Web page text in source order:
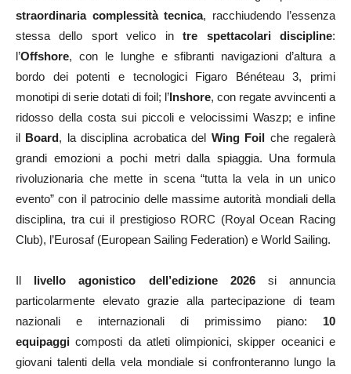
straordinaria complessità tecnica, racchiudendo l’essenza
stessa dello sport velico intre spettacolari discipline:
l’Offshore, con le lunghe e sfibranti navigazioni d’altura a
bordo dei potenti e tecnologici Figaro Bénéteau 3, primi
monotipi di serie dotati di foil; l’Inshore, con regate avvincenti a
ridosso della costa sui piccoli e velocissimi Waszp; e infine
il Board, la disciplina acrobatica del Wing Foil che regalerà
grandi emozioni a pochi metri dalla spiaggia. Una formula
rivoluzionaria che mette in scena “tutta la vela in un unico
evento” con il patrocinio delle massime autorità mondiali della
disciplina, tra cui il prestigioso RORC (Royal Ocean Racing
Club), l’Eurosaf (European Sailing Federation) e World Sailing.
Il livello agonistico dell’edizione 2026si annuncia
particolarmente elevato grazie alla partecipazione di team
nazionali e internazionali di primissimo piano: 10
equipaggi composti da atleti olimpionici, skipper oceanici e
giovani talenti della vela mondiale si confronteranno lungo la